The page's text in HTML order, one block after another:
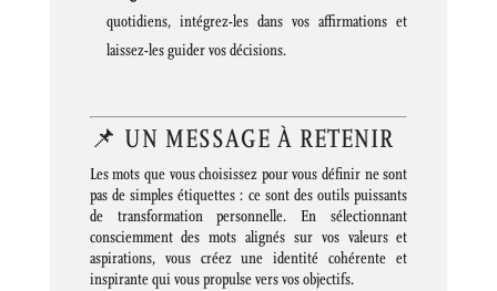
quotidiens, intégrez-les dans vos affirmations et
laissez-les guider vos décisions.
📌 UN MESSAGE À RETENIR
Les mots que vous choisissez pour vous définir ne sont
pas de simples étiquettes : ce sont des outils puissants
de transformation personnelle.
En sélectionnant
consciemment des mots alignés sur vos valeurs et
aspirations, vous créez une identité cohérente et
inspirante qui vous propulse vers vos objectifs.